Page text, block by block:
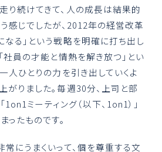
り続けてきて、人の成長は結果的
感じでしたが、2012年の経営改革
る」という戦略を明確に打ち出し
社員の才能と情熱を解き放つ」とい
人ひとりの力を引き出していくよ
がりました。毎週30分、上司と部
ミーティング（以下、1on1）」
ったものです。
にうまくいって、個を尊重する文